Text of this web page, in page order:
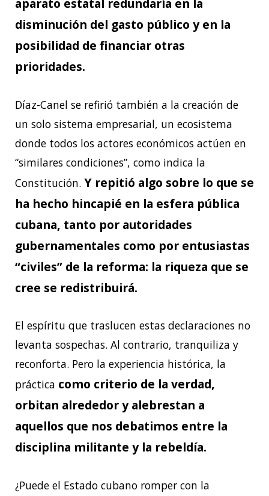
disminución del gasto público y en la
posibilidad de financiar otras
prioridades.
Díaz-Canel se refirió también a la creación de
un solo sistema empresarial, un ecosistema
donde todos los actores económicos actúen en
“similares condiciones”, como indica la
Constitución. Y repitió algo sobre lo que se
ha hecho hincapié en la esfera pública
cubana, tanto por autoridades
gubernamentales como por entusiastas
“civiles” de la reforma: la riqueza que se
cree se redistribuirá.
El espíritu que traslucen estas declaraciones no
levanta sospechas. Al contrario, tranquiliza y
reconforta. Pero la experiencia histórica, la
práctica como criterio de la verdad,
orbitan alrededor y alebrestan a
aquellos que nos debatimos entre la
disciplina militante y la rebeldía.
¿Puede el Estado cubano romper con la